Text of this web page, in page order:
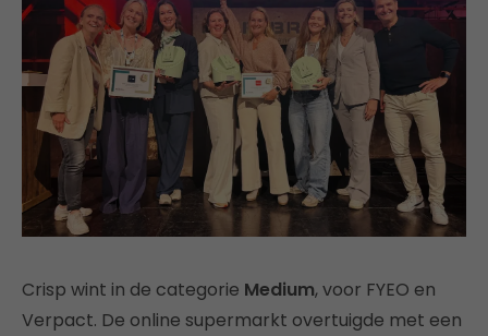
Crisp wint in de categorie Medium, voor FYEO en
Verpact. De online supermarkt overtuigde met een